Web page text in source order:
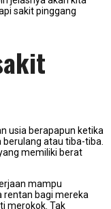
sakit pinggang
usia berapapun ketika
atau tiba-tiba.
memiliki berat
mampu
rentan bagi mereka
merokok. Tak